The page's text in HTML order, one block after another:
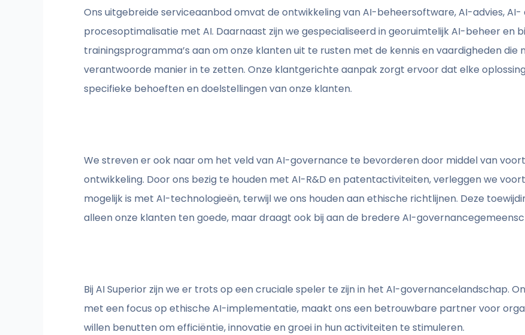
Ons uitgebreide serviceaanbod omvat de ontwikkeling van AI-beheersoftware, AI-advies,
procesoptimalisatie met AI. Daarnaast zijn we gespecialiseerd in georuimtelijk AI-beheer en
trainingsprogramma’s aan om onze klanten uit te rusten met de kennis en vaardigheden die
verantwoorde manier in te zetten. Onze klantgerichte aanpak zorgt ervoor dat elke
specifieke behoeften en doelstellingen van onze klanten.
We streven er ook naar om het veld van AI-governance te bevorderen door middel van
ontwikkeling. Door ons bezig te houden met AI-R&D en patentactiviteiten, verleggen we
mogelijk is met AI-technologieën, terwijl we ons houden aan ethische richtlijnen. Deze
alleen onze klanten ten goede, maar draagt ook bij aan de bredere AI-
Bij AI Superior zijn we er trots op een cruciale speler te zijn in het AI-governancelandschap.
met een focus op ethische AI-implementatie, maakt ons een betrouwbare partner voor
willen benutten om efficiëntie, innovatie en groei in hun activiteiten te stimuleren.